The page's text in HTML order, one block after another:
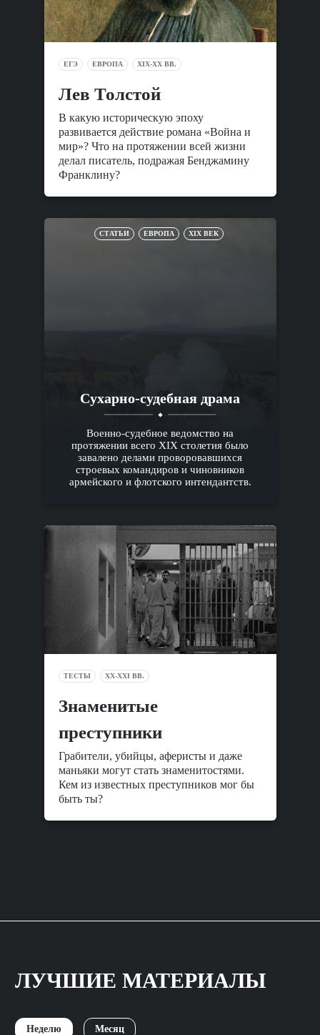
ЕГЭ ЕВРОПА XIX-XX ВВ.
Лев Толстой
В какую историческую эпоху
развивается действие романа «Война и
мир»? Что на протяжении всей жизни
делал писатель, подражая Бенджамину
Франклину?
СТАТЬИ ЕВРОПА XIX ВЕК
Сухарно-судебная драма
Военно-судебное ведомство на
протяжении всего XIX столетия было
завалено делами проворовавшихся
строевых командиров и чиновников
армейского и флотского интендантств.
ТЕСТЫ XX-XXI ВВ.
Знаменитые
преступники
Грабители, убийцы, аферисты и даже
маньяки могут стать знаменитостями.
Кем из известных преступников мог бы
быть ты?
ЛУЧШИЕ МАТЕРИАЛЫ
Неделю Месяц